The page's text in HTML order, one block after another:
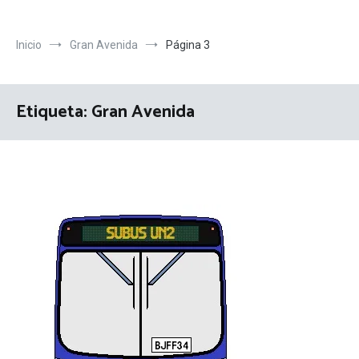
Inicio Gran Avenida Página 3
Etiqueta:Gran Avenida